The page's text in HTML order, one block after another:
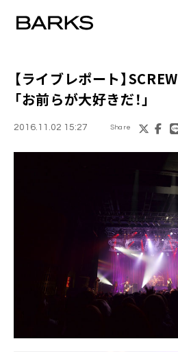
【ライブレポート】SCREW
「お前らが大好きだ！」
2016.11.02 15:27 Share